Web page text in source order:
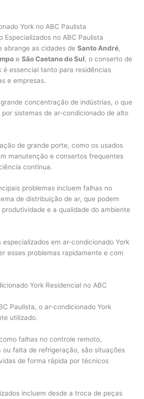
York no ABC Paulista
Especializados no ABC Paulista
abrange as cidades deSanto André,
eSão Caetano do Sul, o conserto de
é essencial tanto para residências
e empresas.
concentração de indústrias, o que
sistemas de ar-condicionado de alto
de grande porte, como os usados
manutenção e consertos frequentes
contínua.
problemas incluem falhas no
de distribuição de ar, que podem
e a qualidade do ambiente
em ar-condicionado York
esses problemas rapidamente e com
York Residencial no ABC
Paulista, o ar-condicionado York
utilizado.
falhas no controle remoto,
ou falta de refrigeração, são situações
de forma rápida por técnicos
incluem desde a troca de peças